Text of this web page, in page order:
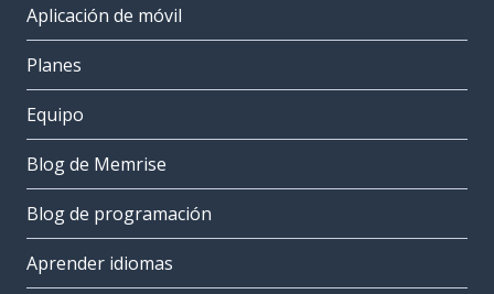
Aplicación de móvil
Planes
Equipo
Blog de Memrise
Blog de programación
Aprender idiomas